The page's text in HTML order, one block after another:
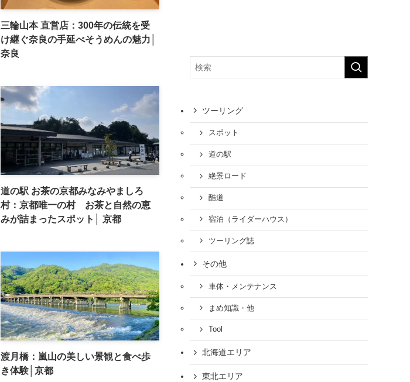
三輪山本 直営店：300年の伝統を受
け継ぐ奈良の手延べそうめんの魅力│
奈良
道の駅 お茶の京都みなみやましろ
村：京都唯一の村 お茶と自然の恵
みが詰まったスポット│ 京都
渡月橋：嵐山の美しい景観と食べ歩
き体験│京都
ツーリング
スポット
道の駅
絶景ロード
酷道
宿泊（ライダーハウス）
ツーリング誌
その他
車体・メンテナンス
まめ知識・他
Tool
北海道エリア
東北エリア